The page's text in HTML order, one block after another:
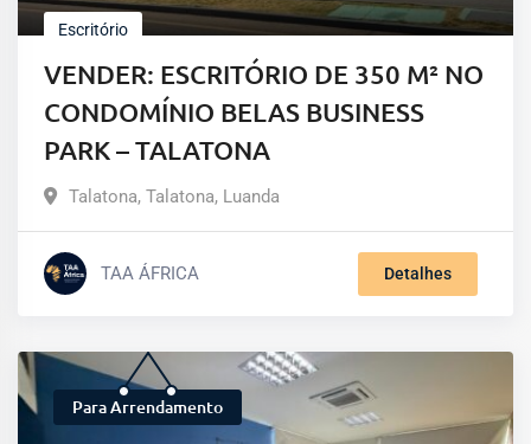
Escritório
VENDER: ESCRITÓRIO DE 350 M² NO
CONDOMÍNIO BELAS BUSINESS
PARK – TALATONA
Talatona, Talatona, Luanda
TAA ÁFRICA Detalhes
Para Arrendamento